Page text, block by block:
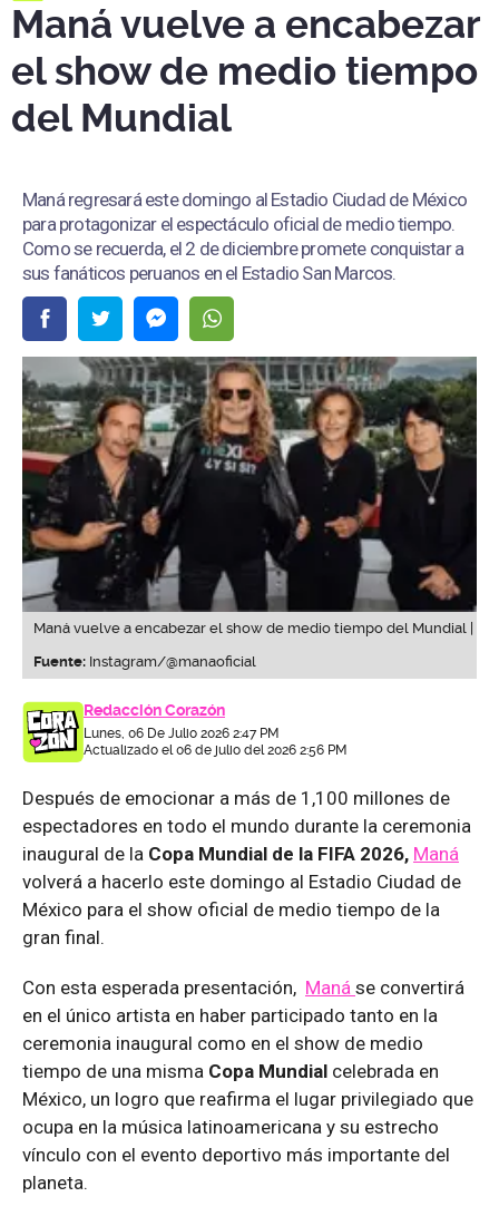
Maná vuelve a encabezar
el show de medio tiempo
del Mundial
Maná regresará este domingo al Estadio Ciudad de México
para protagonizar el espectáculo oficial de medio tiempo.
Como se recuerda, el 2 de diciembre promete conquistar a
sus fanáticos peruanos en el Estadio San Marcos.
Maná vuelve a encabezar el show de medio tiempo del Mundial |
Fuente: Instagram/@manaoficial
Redacción Corazón
Lunes, 06 De Julio 2026 2:47 PM
Actualizado el 06 de julio del 2026 2:56 PM
Después de emocionar a más de 1,100 millones de
espectadores en todo el mundo durante la ceremonia
inaugural de la Copa Mundial de la FIFA 2026, Maná
volverá a hacerlo este domingo al Estadio Ciudad de
México para el show oficial de medio tiempo de la
gran final.
Con esta esperada presentación, Maná se convertirá
en el único artista en haber participado tanto en la
ceremonia inaugural como en el show de medio
tiempo de una misma Copa Mundial celebrada en
México, un logro que reafirma el lugar privilegiado que
ocupa en la música latinoamericana y su estrecho
vínculo con el evento deportivo más importante del
planeta.